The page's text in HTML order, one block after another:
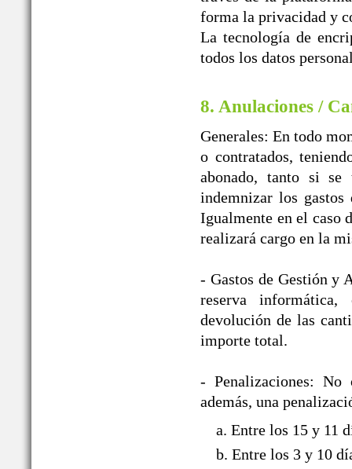
forma la privacidad y
La tecnología de
todos los datos
8. Anulaciones /
Generales: En todo
o contratados,
abonado, tanto si
indemnizar los
Igualmente en el caso
realizará cargo en la
- Gastos de Gestión y
reserva
devolución de las
importe total.
- Penalizaciones: No
además, una
a. Entre los 15 y 11
b. Entre los 3 y 10